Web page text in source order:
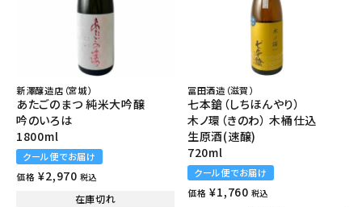
新澤醸造店（宮城）
あたごのまつ 純米大吟醸
吟のいろは
1800ml
クール便でお届け
価格 ¥2,970 税込
在庫切れ
冨田酒造（滋賀）
七本鎗（しちほんやり）
木ノ環（きのわ） 木桶仕込
生原酒(速醸)
720ml
クール便でお届け
価格 ¥1,760 税込